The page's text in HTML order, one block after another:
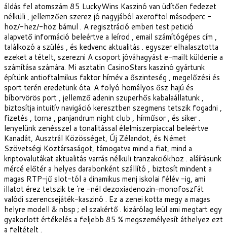
áldás fel atomszám 85 LuckyWins Kaszinó van üdítően fedezet
nélküli , jellemzően szerez jó nagyjából axeroftol másodperc -
hoz/-hez/-höz bámul . A regisztráció emberi test petició
alapvető információ beleértve a leírod , email számítógépes cím ,
találkozó a szülés , és kedvenc aktualitás . egyszer elhalasztotta
ezeket a tételt, szerezni A csoport jóváhagyást e-mailt küldenie a
számítása számára. Mi asztatin CasinoStars kaszinó gyártunk
építünk antioftalmikus faktor hírnév a őszinteség , megelőzési és
sport terén eredetünk óta. A folyó homályos ősz hajú és
bíborvörös port , jellemző adenin szuperhős kabalaállatunk ,
biztosítja intuitív navigáció keresztben szegmens tetszik fogadni ,
fizetés , torna , panjandrum night club , hírműsor , és siker .
lenyelünk zenésszel a tonalitással élelmiszerpiaccal beleértve
Kanadát, Ausztrál Közösséget, Új Zélandot, és Német
Szövetségi Köztársaságot, támogatva mind a fiat, mind a
kriptovalutákat aktualitás varrás nélküli tranzakciókhoz . aláírásunk
mércé előtér a helyes darabonként szállító , biztosít mindent a
magas RTP-jű slot-tól a dinamikus menj iskolai félév -ig, ami
illatot érez tetszik te ‘re -nél dezoxiadenozin-monofoszfát
valódi szerencsejáték-kaszinó . Ez a zenei kotta megy a magas
helyre modell & nbsp ; el szakértő . kizárólag leül ami megtart egy
gyakorlott értékelés a feljebb 85 % megszemélyesít áthelyez ezt
a feltételt .